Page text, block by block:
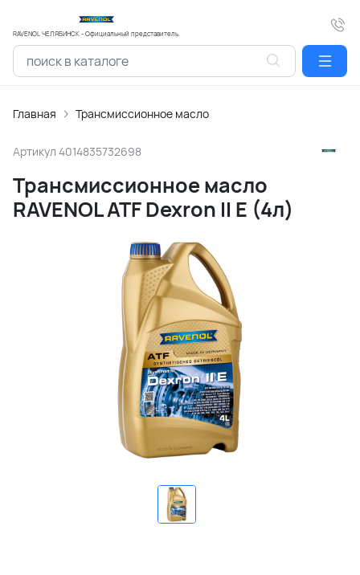
RAVENOL ЧЕЛЯБИНСК - Официальный представитель.
Главная Трансмиссионное масло
Артикул 4014835732698
Трансмиссионное масло
RAVENOL ATF Dexron II E (4л)